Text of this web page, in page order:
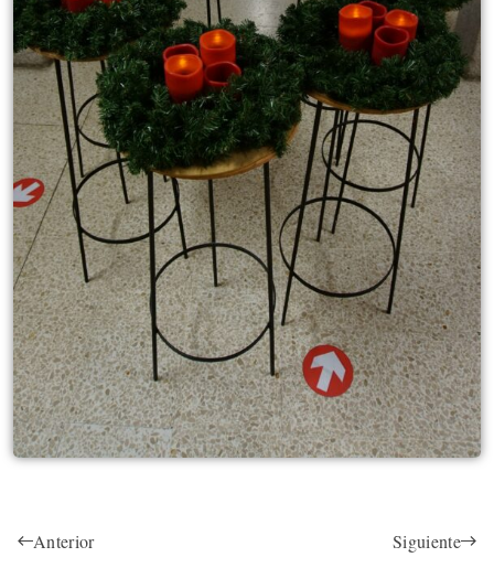
Anterior Siguiente